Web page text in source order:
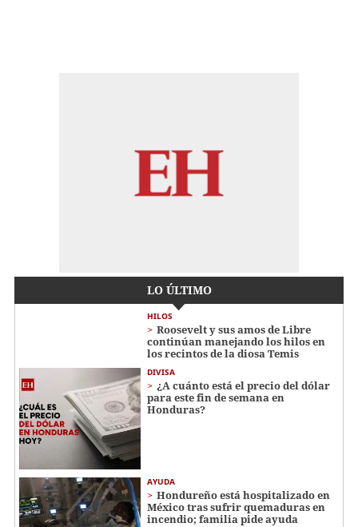
LO ÚLTIMO
HILOS
Roosevelt y sus amos de Libre
continúan manejando los hilos en
los recintos de la diosa Temis
DIVISA
¿A cuánto está el precio del dólar
para este fin de semana en
Honduras?
AYUDA
Hondureño está hospitalizado en
México tras sufrir quemaduras en
incendio; familia pide ayuda